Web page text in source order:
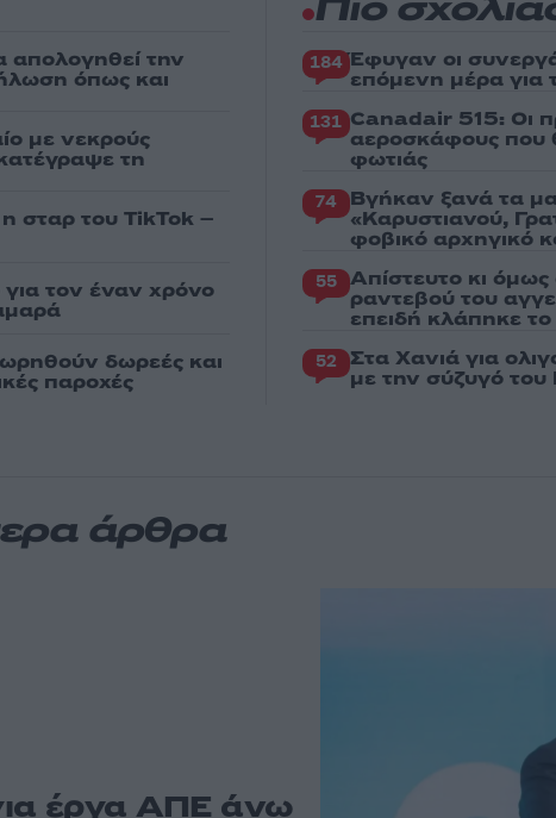
την
όπως και
με νεκρούς
τη
σταρ του TikTok –
τον έναν χρόνο
δωρεές και
παροχές
Πιο
184 Έφυγαν οι
επόμενη μέρα για
131 Canadair 515: Οι
αεροσκάφους που
φωτιάς
74 Βγήκαν ξανά τα
«Καρυστιανού,
φοβικό αρχηγικό
55 Απίστευτο κι
ραντεβού του
επειδή κλάπηκε
52 Στα Χανιά για
με την σύζυγό
άρθρα
έργα ΑΠΕ άνω